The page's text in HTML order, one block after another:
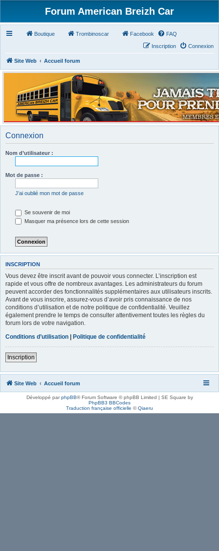
Forum American Breizh Car
Boutique Trombinoscar Facebook FAQ
Connexion
Inscription
Site Web Accueil forum
Connexion
Nom d’utilisateur :
Mot de passe :
J’ai oublié mon mot de passe
Se souvenir de moi
Masquer ma présence lors de cette session
INSCRIPTION
Vous devez être inscrit avant de pouvoir vous connecter. L’inscription est
rapide et vous offre de nombreux avantages. Les administrateurs du forum
peuvent accorder des fonctionnalités supplémentaires aux utilisateurs inscrits.
Avant de vous inscrire, assurez-vous d’avoir pris connaissance de nos
conditions d’utilisation et de notre politique de confidentialité. Veuillez
également prendre le temps de consulter attentivement toutes les règles du
forum lors de votre navigation.
Conditions d’utilisation | Politique de confidentialité
Inscription
Site Web Accueil forum
Développé parphpBB® Forum Software © phpBB Limited | SE Square by
PhpBB3 BBCodes
Traduction française officielle ©Qiaeru